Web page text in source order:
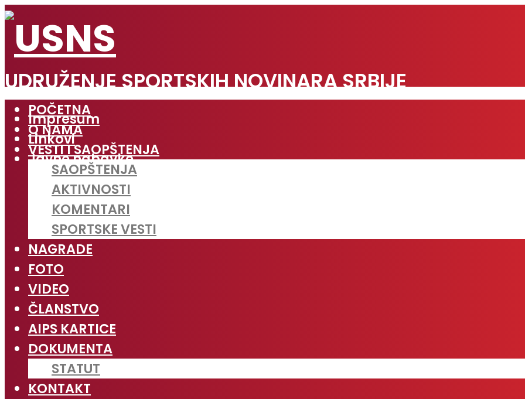
UDRUŽENJE SPORTSKIH NOVINARA SRBIJE
Impresum
Linkovi
Javne nabavke
POČETNA
O NAMA
VESTI I SAOPŠTENJA
SAOPŠTENJA
AKTIVNOSTI
KOMENTARI
SPORTSKE VESTI
NAGRADE
FOTO
VIDEO
ČLANSTVO
AIPS KARTICE
DOKUMENTA
STATUT
KONTAKT